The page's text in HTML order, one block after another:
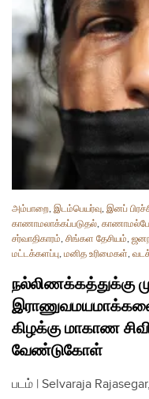
அம்பாறை, இடம்பெயர்வு, இனப்
காணாமலாக்கப்படுதல்,
சர்வாதிகாரம், சிங்கள தேசியம்,
மட்டக்களப்பு, மனித உரிமைகள்,
நல்லிணக்கத்துக்கு
கிழக்கு மாகாண
வேண்டுகோள்
படம் | Selvaraja